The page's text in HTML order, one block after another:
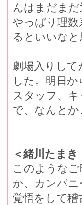
んはまだまだ
やっぱり理
るといいなと
劇場入りし
した。明日
スタッフ、
で、なんと
＜緒川たま
このような
か、カンパ
覚悟をして